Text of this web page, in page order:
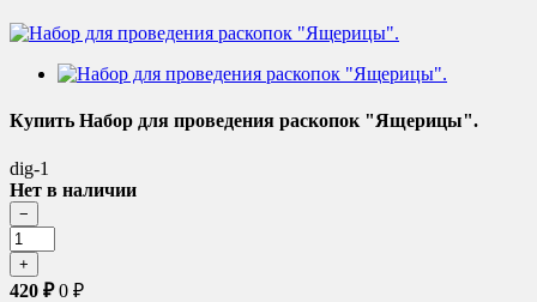
Купить Набор для проведения раскопок "Ящерицы".
dig-1
Нет в наличии
420 ₽0 ₽